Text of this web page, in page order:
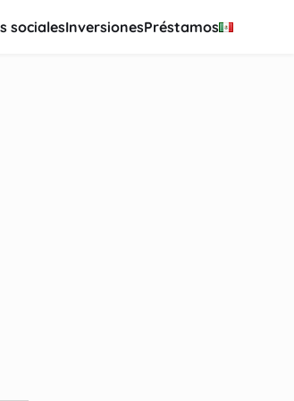
socialesInversionesPréstamos